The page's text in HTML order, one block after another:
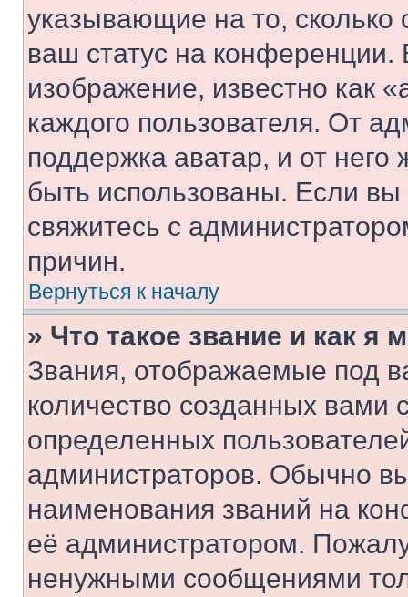
указывающие на то,
ваш статус на
изображение, известно как
каждого пользователя. От
поддержка аватар, и от него
быть использованы. Если
свяжитесь с
причин.
Вернуться к началу
» Что такое звание и как я
Звания, отображаемые под
количество созданных
определенных
администраторов. Обычно
наименования званий на
её администратором.
ненужными сообщениями